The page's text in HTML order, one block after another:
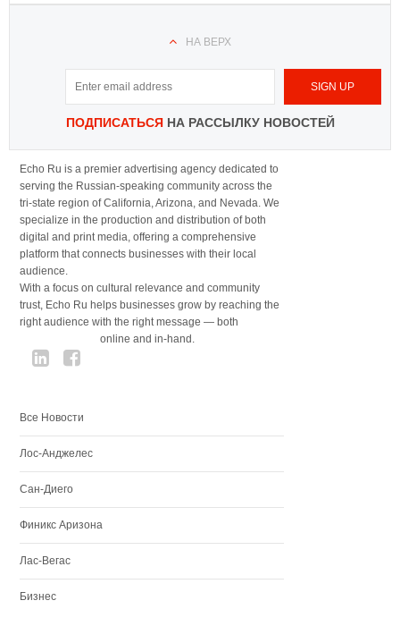
НА ВЕРХ
ПОДПИСАТЬСЯНА РАССЫЛКУ НОВОСТЕЙ
Echo Ru is a premier advertising agency dedicated to
serving the Russian-speaking community across the
tri-state region of California, Arizona, and Nevada. We
specialize in the production and distribution of both
digital and print media, offering a comprehensive
platform that connects businesses with their local
audience.
With a focus on cultural relevance and community
trust, Echo Ru helps businesses grow by reaching the
right audience with the right message — both
online and in-hand.
Все Новости
Лос-Анджелес
Сан-Диего
Финикс Аризона
Лас-Вегас
Бизнес